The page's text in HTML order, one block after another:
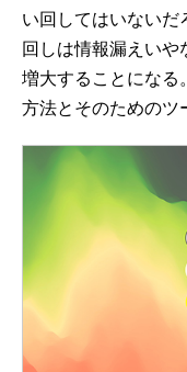
い回してはいないだ
回しは情報漏えい
増大することになる
方法とそのためのツ